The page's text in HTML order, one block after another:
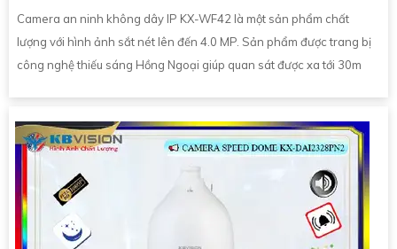
Camera an ninh không dây IP KX-WF42 là một sản phẩm chất
lượng với hình ảnh sắt nét lên đến 4.0 MP. Sản phẩm được trang bị
công nghệ thiếu sáng Hồng Ngoại giúp quan sát được xa tới 30m